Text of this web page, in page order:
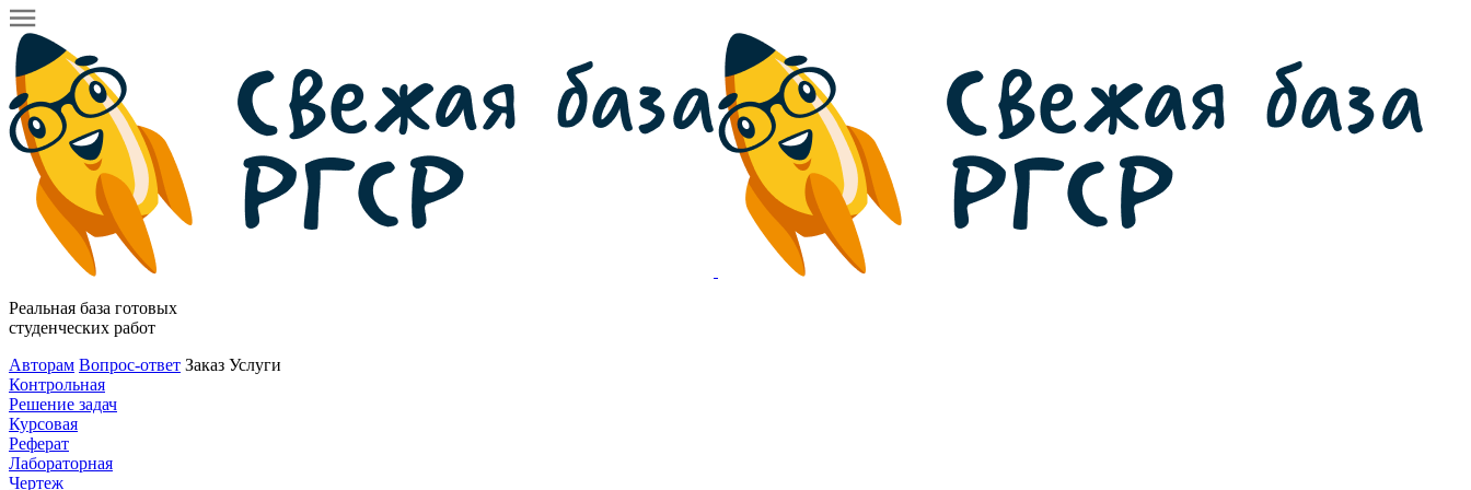
Реальная база готовых
студенческих работ
Авторам Вопрос-ответ Заказ Услуги
Контрольная
Решение задач
Курсовая
Реферат
Лабораторная
Чертеж